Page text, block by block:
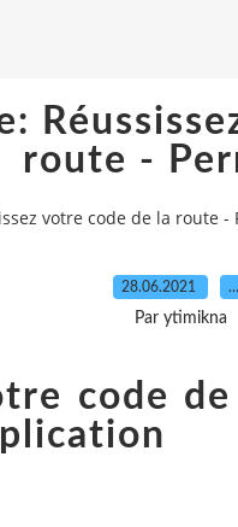
route -
votre code de la route -
28.06.2021 …
Par ytimikna
code